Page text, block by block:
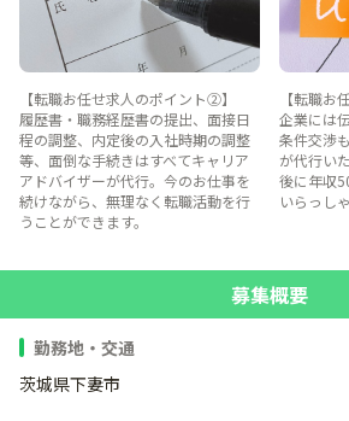
【転職お任せ求人のポイント②】
履歴書・職務経歴書の提出、面接日
程の調整、内定後の入社時期の調整
等、面倒な手続きはすべてキャリア
アドバイザーが代行。今のお仕事を
続けながら、無理なく転職活動を行
うことができます。
【転職お
企業には
条件交渉
が代行い
後に年収
いらっし
募集概要
勤務地・交通
茨城県下妻市